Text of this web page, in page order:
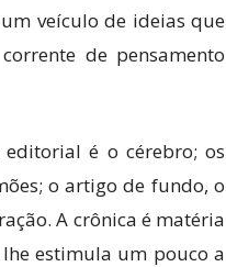
veículo de ideias que
de pensamento
é o cérebro; os
o artigo de fundo, o
A crônica é matéria
estimula um pouco a